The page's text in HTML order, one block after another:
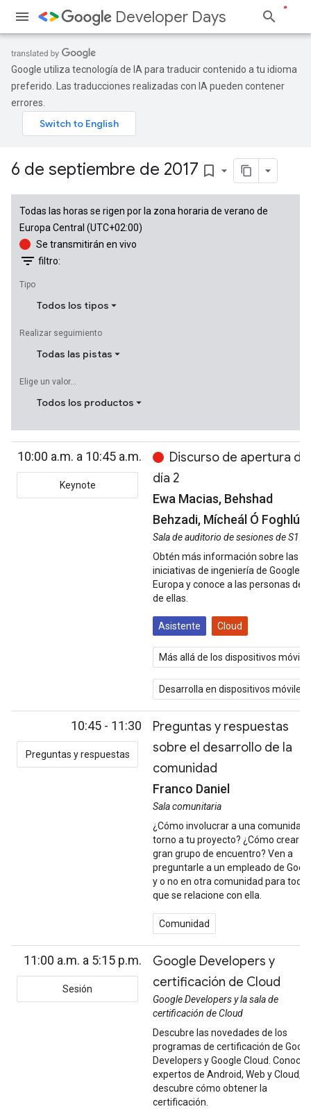
Developer Days
Google utiliza tecnología de IA para traducir contenido a tu idioma
preferido. Las traducciones realizadas con IA pueden contener
errores.
6 de septiembre de 2017 bookmark_border
Todas las horas se rigen por la zona horaria de verano de
Europa Central (UTC+02:00)
Se transmitirán en vivo
filter_list filtro:
Tipo
Todos los tipos
Realizar seguimiento
Todas las pistas
Elige un valor...
Todos los productos
10:00 a.m. a 10:45 a.m.
Keynote
Discurso de apertura del
día 2
Ewa Macias, Behshad
Behzadi, Mícheál Ó Foghlú
Sala de auditorio de sesiones de S1
Obtén más información sobre las
iniciativas de ingeniería de Google
Europa y conoce a las personas
de ellas.
Asistente Cloud
Más allá de los dispositivos
Desarrolla en dispositivos móviles
10:45 - 11:30
Preguntas y respuestas
Preguntas y respuestas
sobre el desarrollo de la
comunidad
Franco Daniel
Sala comunitaria
¿Cómo involucrar a una comunidad
torno a tu proyecto? ¿Cómo crear
gran grupo de encuentro? Ven a
preguntarle a un empleado de
y o no en otra comunidad para todo
que se relacione con ella.
Comunidad
11:00 a.m. a 5:15 p.m.
Sesión
Google Developers y
certificación de Cloud
Google Developers y la sala de
certificación de Cloud
Descubre las novedades de los
programas de certificación de
Developers y Google Cloud. Conoce
expertos de Android, Web y Cloud, y
descubre cómo obtener la
certificación.